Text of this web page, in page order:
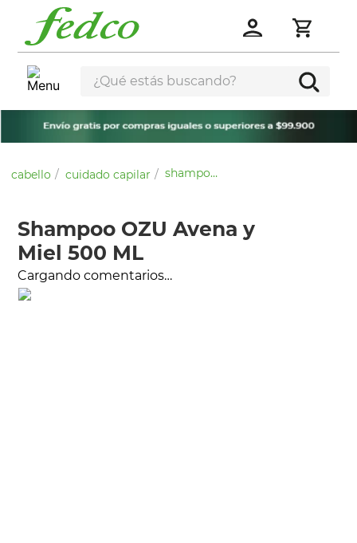
¿Qué estás buscando?
cabello cuidado capilar shampoo ozu avena y miel 500 ml
Shampoo OZU Avena y
Miel 500 ML
Cargando comentarios…